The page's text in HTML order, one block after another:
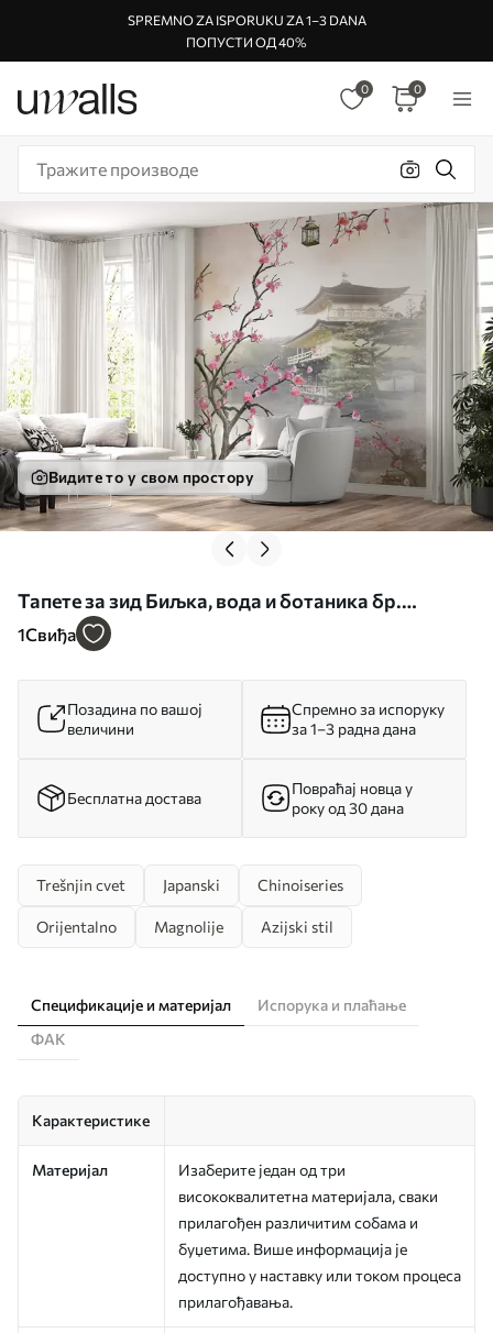
SPREMNO ZA ISPORUKU ZA 1–3 DANA
ПОПУСТИ ОД 40%
0 0
Видите то у свом простору
Тапете за зид Биљка, вода и ботаника бр.
u60294
1Свиђа
Позадина по вашој
величини
Спремно за испоруку
за 1–3 радна дана
Бесплатна достава
Повраћај новца у
року од 30 дана
Trešnjin cvet Japanski Chinoiseries
Orijentalno Magnolije Azijski stil
Спецификације и материјал
Испорука и плаћање
ФАК
Карактеристике
Материјал
Изаберите један од три
висококвалитетна материјала, сваки
прилагођен различитим собама и
буџетима. Више информација је
доступно у наставку или током процеса
прилагођавања.